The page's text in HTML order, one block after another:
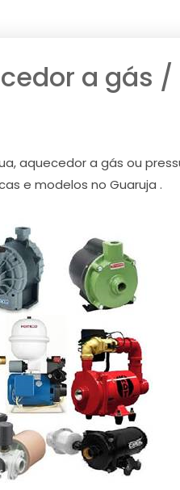
a gás /
aquecedor a gás ou
e modelos no Guaruja .